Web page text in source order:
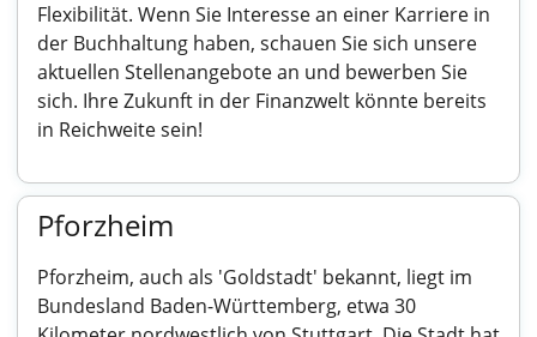
Flexibilität. Wenn Sie Interesse an einer Karriere in
der Buchhaltung haben, schauen Sie sich unsere
aktuellen Stellenangebote an und bewerben Sie
sich. Ihre Zukunft in der Finanzwelt könnte bereits
in Reichweite sein!
Pforzheim
Pforzheim, auch als 'Goldstadt' bekannt, liegt im
Bundesland Baden-Württemberg, etwa 30